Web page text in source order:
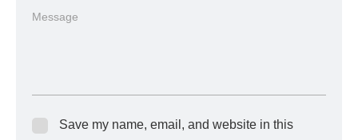
Save my name, email, and website in this